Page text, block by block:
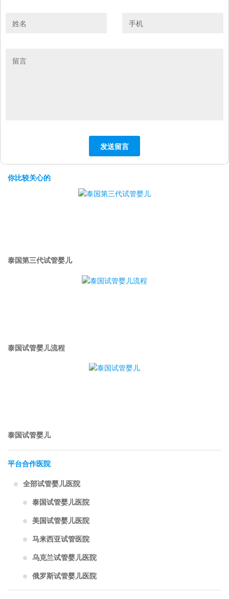
你比较关心的
泰国第三代试管婴儿
泰国试管婴儿流程
泰国试管婴儿
平台合作医院
全部试管婴儿医院
泰国试管婴儿医院
美国试管婴儿医院
马来西亚试管医院
乌克兰试管婴儿医院
俄罗斯试管婴儿医院